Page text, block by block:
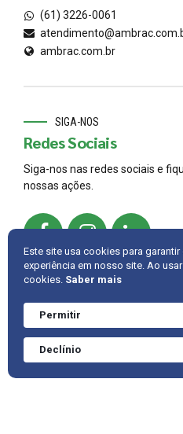
(61) 3226-0061
ambrac.com.br
SIGA-NOS
Redes Sociais
Siga-nos nas redes sociais e
nossas ações.
INTRANET
Este site usa cookies para
experiência em nosso site. Ao
cookies. Saber mais
Permitir
Declínio